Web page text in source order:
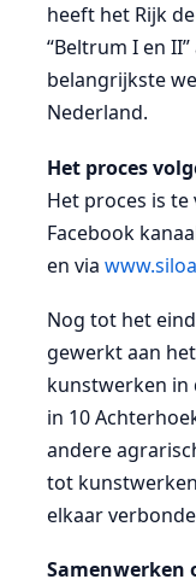
heeft het Rijk
“Beltrum I en
belangrijkste
Nederland.
Het proces
Het proces is
Facebook
en via
Nog tot het
gewerkt aan
kunstwerken in
in 10
andere
tot
elkaar
Samenwerken